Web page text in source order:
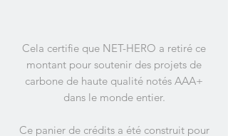
Cela certifie que NET-HERO a retiré ce
montant pour soutenir des projets de
carbone de haute qualité notés AAA+
dans le monde entier.
Ce panier de crédits a été construit pour